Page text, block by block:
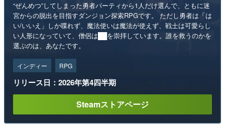
“ぜんめつ”してしまった勇者パーティから1人だけ選んで、ともに迷
宮からの脱出を目指すダンジョン探索RPGです。 ただし勇者は「は
い/いいえ」しか喋れず、魔法使いは魔法が使えず、戦士は可愛らし
い人形になっていて、僧侶は██を崇拝しています。誰を救うのかを
選ぶのは、あなたです。
インディー RPG
リリース日：2026年第4四半期
Steamストアページ